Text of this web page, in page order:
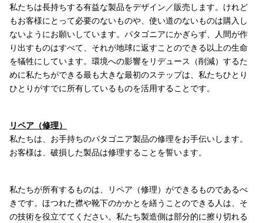
私たちは長持ちする有益な製品をデザイン／販売します。けれど
もお客様にとって必要のないものや、使い道のないものは購入し
ないようにお願いしています。パタゴニアにかぎらず、人間が作
り出すものはすべて、それが地球に返すことのできる以上の生命
を犠牲にしています。環境への影響をリデュース（削減）するた
めに私たちができる最も大きな最初のステップは、私たちひとり
ひとりがすでに所有しているものを活用することです。
リペア（修理）
私たちは、お手持ちのパタゴニア製品の修理をお手伝いします。
お客様は、破損した製品は修理することを誓います。
私たちが所有するものは、リペア（修理）ができるものであるべ
きです。ほつれた襟や靴下のかかとを繕うことのできる人は、そ
の技術を役立ててください。私たち製造側は部分的に擦り切れる